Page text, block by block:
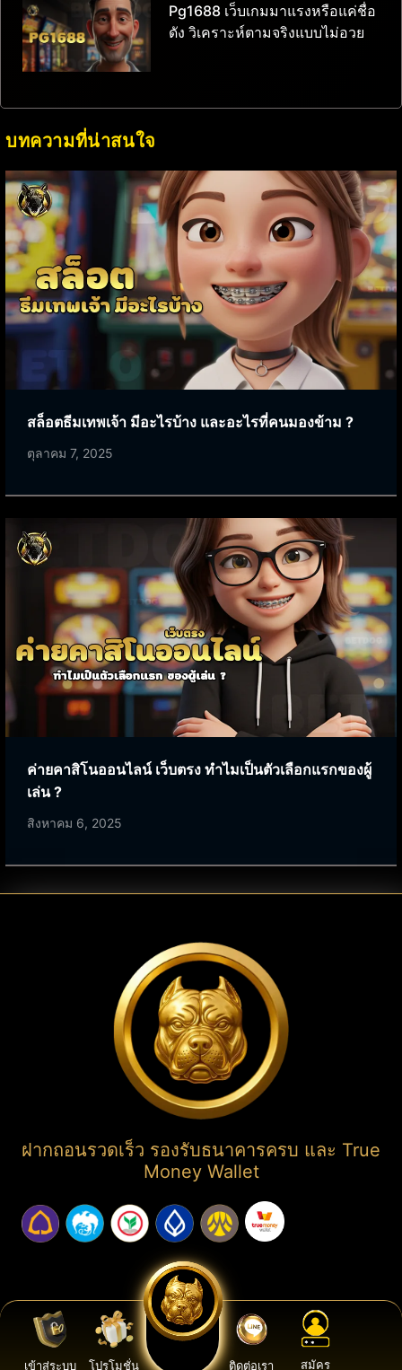
Pg1688 เว็บเกมมาแรงหรือแค่ชื่อ
ดัง วิเคราะห์ตามจริงแบบไม่อวย
บทความที่น่าสนใจ
สล็อตธีมเทพเจ้า มีอะไรบ้าง และอะไรที่คนมองข้าม ?
ตุลาคม 7, 2025
ค่ายคาสิโนออนไลน์ เว็บตรง ทำไมเป็นตัวเลือกแรกของผู้
เล่น ?
สิงหาคม 6, 2025
ฝากถอนรวดเร็ว รองรับธนาคารครบ และ True
Money Wallet
COPYRIGHT ©2025. ALL RIGHTS RESERVED.
เข้าสู่ระบบ โปรโมชั่น ติดต่อเรา สมัคร